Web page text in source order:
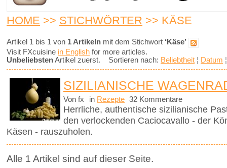
HOME >> STICHWÖRTER >> KÄSE
Artikel 1 bis 1 von 1 Artikeln mit dem Stichwort ‘Käse’
Visit FXcuisine in English for more articles.
UnbeliebstenArtikel zuerst. Sortieren nach: Beliebtheit ¦ Datum
SIZILIANISCHE
Von fx in Rezepte 32 Kommentare
Herrliche, authentische sizilianische
den verlockenden Caciocavallo - der
Käsen - rauszuholen.
Alle 1 Artikel sind auf dieser Seite.